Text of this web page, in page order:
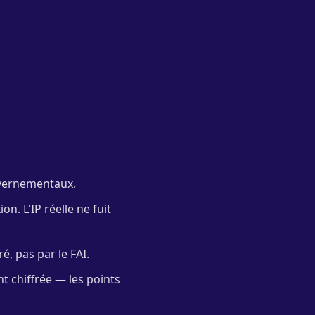
L'IP réelle ne fuit
pas par le FAI.
chiffrée — les points